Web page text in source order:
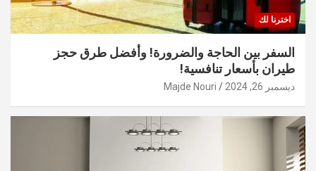
اخترنا لك
السفر بين الحاجة والضرورة! وأفضل طرق حجز
طيران بأسعار تنافسية!
ديسمبر 26, 2024 Majde Nouri